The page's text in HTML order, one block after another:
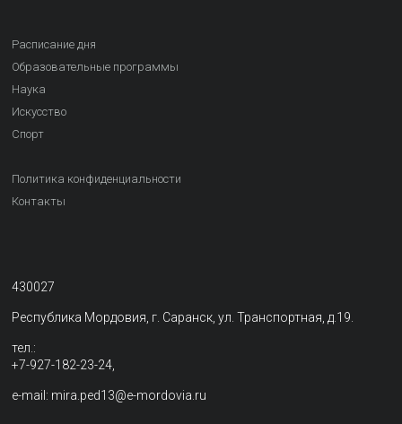
Расписание дня
Образовательные программы
Наука
Искусство
Спорт
Политика конфиденциальности
Контакты
430027
Республика Мордовия, г. Саранск, ул. Транспортная, д.19.
тел.:
+7-927-182-23-24,
e-mail: mira.ped13@e-mordovia.ru